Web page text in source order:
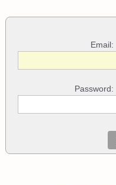
Email:
Password: